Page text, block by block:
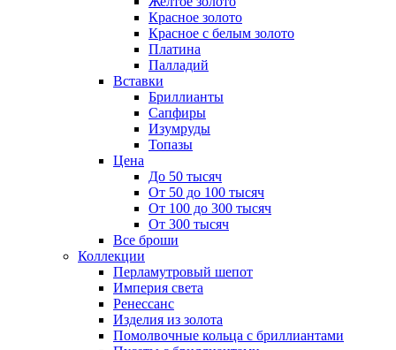
Красное золото
Красное с белым золото
Платина
Палладий
Вставки
Бриллианты
Сапфиры
Изумруды
Топазы
Цена
До 50 тысяч
От 50 до 100 тысяч
От 100 до 300 тысяч
От 300 тысяч
Все броши
Коллекции
Перламутровый шепот
Империя света
Ренессанс
Изделия из золота
Помолвочные кольца с бриллиантами